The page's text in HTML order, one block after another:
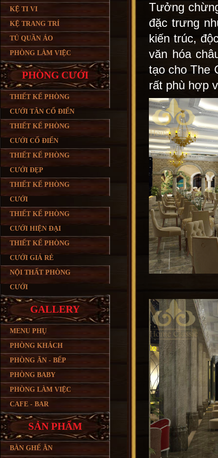
KỆ TI VI
KỆ TRANG TRÍ
TỦ QUẦN ÁO
PHÒNG LÀM VIỆC
PHÒNG CƯỚI
THIẾT KẾ PHÒNG
CƯỚI TÂN CỔ ĐIỂN
THIẾT KẾ PHÒNG
CƯỚI CỔ ĐIỂN
THIẾT KẾ PHÒNG
CƯỚI ĐẸP
THIẾT KẾ PHÒNG
CƯỚI
THIẾT KẾ PHÒNG
CƯỚI HIỆN ĐẠI
THIẾT KẾ PHÒNG
CƯỚI GIÁ RẺ
NỘI THẤT PHÒNG
CƯỚI
GALLERY
MENU PHỤ
PHÒNG KHÁCH
PHÒNG ĂN - BẾP
PHÒNG BABY
PHÒNG LÀM VIỆC
CAFE - BAR
SẢN PHẨM
BÀN GHẾ ĂN
Tưởng
đặc trưng
kiến trúc,
văn hóa
tạo cho The
rất phù hợp